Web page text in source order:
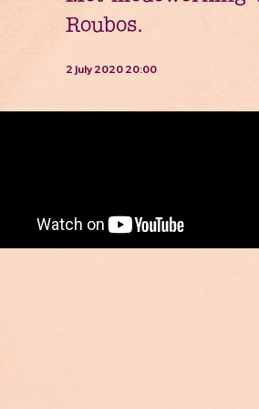
Roubos.
2 July 2020 20:00